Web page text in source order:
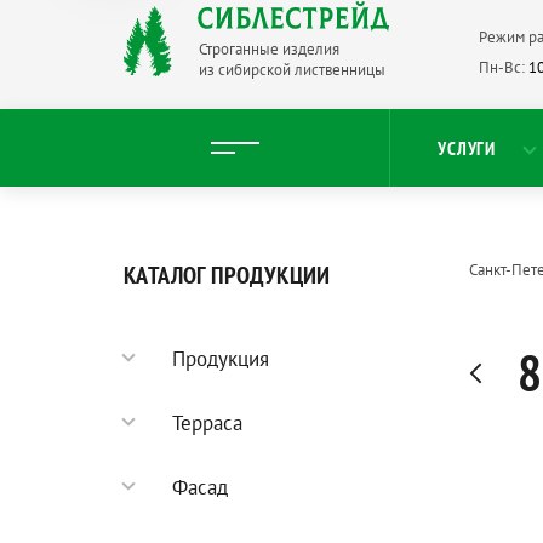
Строганные изделия
из сибирской лиственницы
УСЛУГИ
Режим
Пн-Вс:
КАТАЛОГ ПРОДУКЦИИ
Продукция
Садовый паркет
Терраса
Террасная доска
Фасад
Санкт-